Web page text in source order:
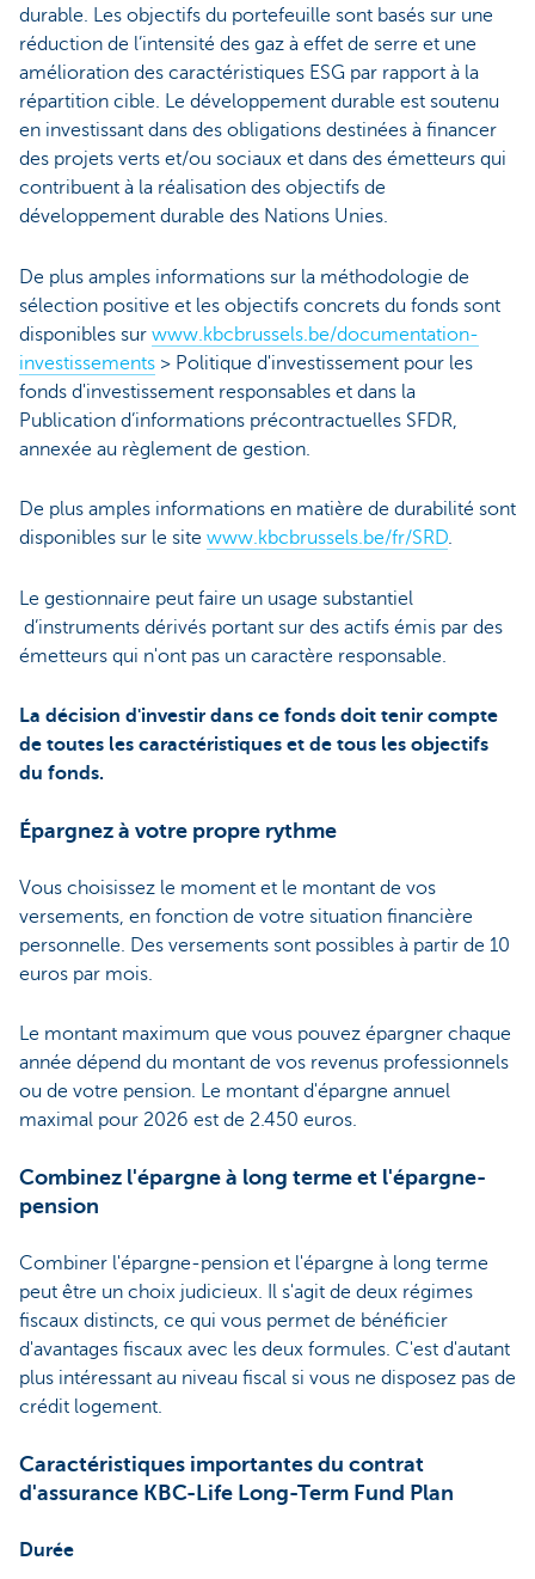
durable. Les objectifs du portefeuille sont basés sur une
réduction de l’intensité des gaz à effet de serre et une
amélioration des caractéristiques ESG par rapport à la
répartition cible. Le développement durable est soutenu
en investissant dans des obligations destinées à financer
des projets verts et/ou sociaux et dans des émetteurs qui
contribuent à la réalisation des objectifs de
développement durable des Nations Unies.
De plus amples informations sur la méthodologie de
sélection positive et les objectifs concrets du fonds sont
disponibles sur www.kbcbrussels.be/documentation-
investissements > Politique d'investissement pour les
fonds d'investissement responsables et dans la
Publication d’informations précontractuelles SFDR,
annexée au règlement de gestion.
De plus amples informations en matière de durabilité sont
disponibles sur le site www.kbcbrussels.be/fr/SRD.
Le gestionnaire peut faire un usage substantiel
d’instruments dérivés portant sur des actifs émis par des
émetteurs qui n'ont pas un caractère responsable.
La décision d'investir dans ce fonds doit tenir compte
de toutes les caractéristiques et de tous les objectifs
du fonds.
Épargnez à votre propre rythme
Vous choisissez le moment et le montant de vos
versements, en fonction de votre situation financière
personnelle. Des versements sont possibles à partir de 10
euros par mois.
Le montant maximum que vous pouvez épargner chaque
année dépend du montant de vos revenus professionnels
ou de votre pension. Le montant d'épargne annuel
maximal pour 2026 est de 2.450 euros.
Combinez l'épargne à long terme et l'épargne-
pension
Combiner l'épargne-pension et l'épargne à long terme
peut être un choix judicieux. Il s'agit de deux régimes
fiscaux distincts, ce qui vous permet de bénéficier
d'avantages fiscaux avec les deux formules. C'est d'autant
plus intéressant au niveau fiscal si vous ne disposez pas de
crédit logement.
Caractéristiques importantes du contrat
d'assurance KBC-Life Long-Term Fund Plan
Durée